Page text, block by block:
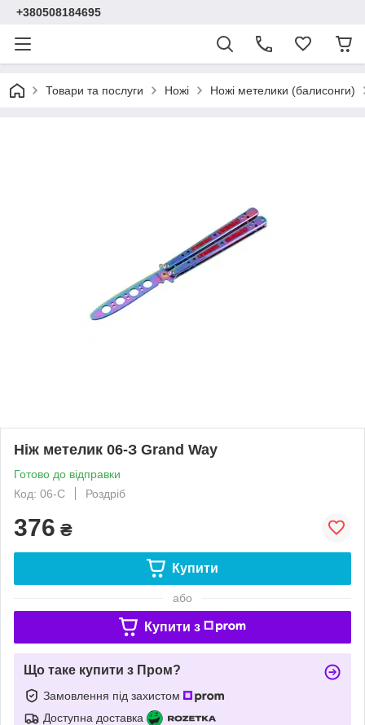
+380508184695
Товари та послуги Ножі Ножі метелики (балисонги)
Ніж метелик 06-З Grand Way
Готово до відправки
Код: 06-С
Роздріб
376 ₴
Купити
або
Купити з
Що таке купити з Пром?
Замовлення під захистом
Доступна доставка